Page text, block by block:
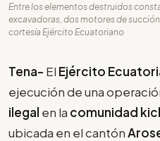
Entre los elementos destruidos
excavadoras, dos motores de
cortesía Ejército Ecuatoriano
Tena- El Ejército
ejecución de una
ilegal en la comunidad
ubicada en el cantón